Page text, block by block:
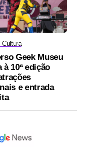
Cultura
Geek Museu
à 10ª edição
e entrada